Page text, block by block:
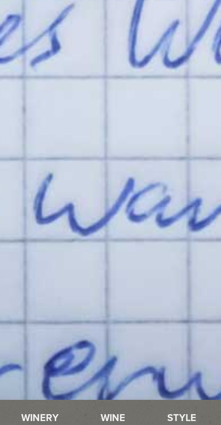
WINERY WINE STYLE